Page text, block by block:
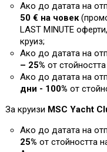
Ако до датата на
50 € на човек
LAST MINUTE
круиз;
Ако до датата на
– 25% от
Ако до датата на
дни - 100% от
За круизи MSC Yacht
Ако до датата на
25% от стойността